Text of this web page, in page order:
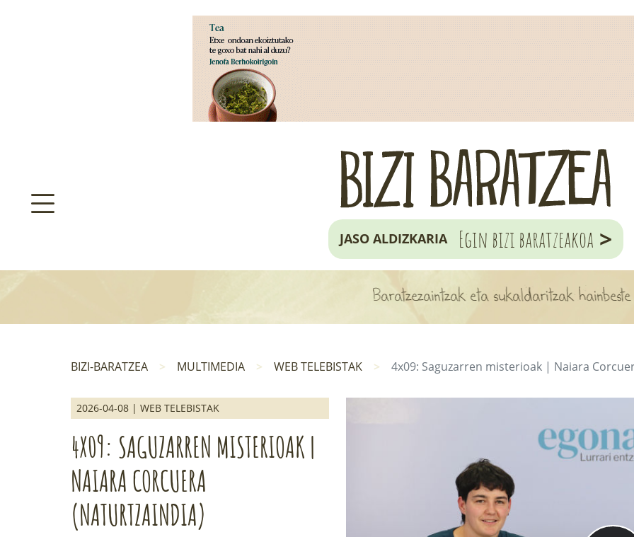
APARTEN MAPA
JASO ALDIZKARIA Egin bizi baratzeakoa >
Baratzezaintzak eta sukaldaritzak hainbeste
BIZI-BARATZEA MULTIMEDIA WEB TELEBISTAK 4x09: Saguzarren misterioak | Naiara
2026-04-08 | WEB TELEBISTAK
4X09: SAGUZARREN MISTERIOAK |
NAIARA CORCUERA
(NATURTZAINDIA)